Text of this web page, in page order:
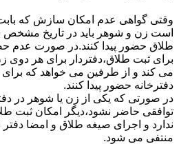
وقتی گواهی عدم امکان سازش که
است زن و شوهر باید در تاریخ مشخص
طلاق حضور پیدا کنند.در صورت عدم
برای ثبت طلاق،دفتردار برای هر دوی
می کند و از طرفین می خواهد که
دفترخانه حضور پیدا کنند.
در صورتی که یکی از زن یا شوهر در
توافقی حاضر نشود،دیگر امکان ثبت
ندارد و اجرای صیغه طلاق و امضا
منتفی می شود.